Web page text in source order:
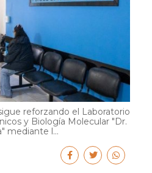
reforzando el Laboratorio
y Biología Molecular "Dr.
mediante l...